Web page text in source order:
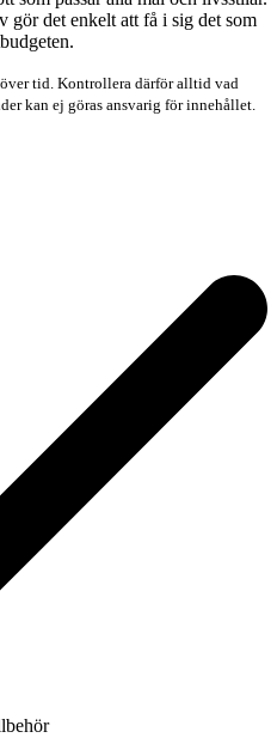
gör det enkelt att få i sig det som
tid. Kontrollera därför alltid vad
kan ej göras ansvarig för innehållet.